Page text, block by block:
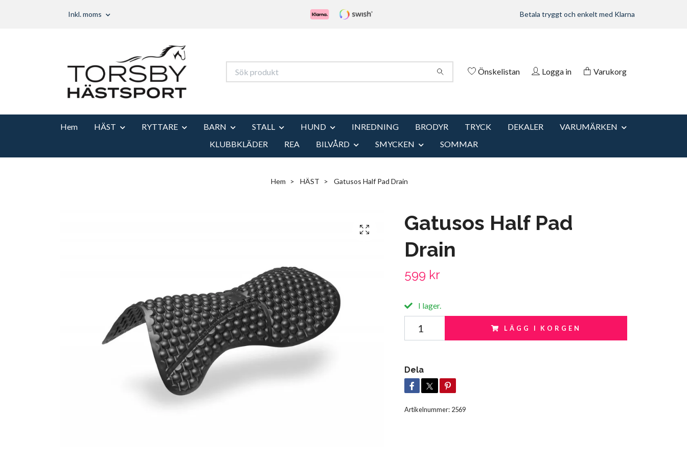
Inkl. moms Betala tryggt och enkelt med Klarna
Önskelistan Logga in Varukorg
Hem HÄST RYTTARE BARN STALL HUND INREDNING BRODYR TRYCK DEKALER
VARUMÄRKEN
KLUBBKLÄDER
REA BILVÅRD SMYCKEN SOMMAR
Hem HÄST Gatusos Half Pad Drain
Gatusos Half Pad
Drain
599 kr
I lager.
LÄGG I KORGEN
Dela
Artikelnummer: 2569